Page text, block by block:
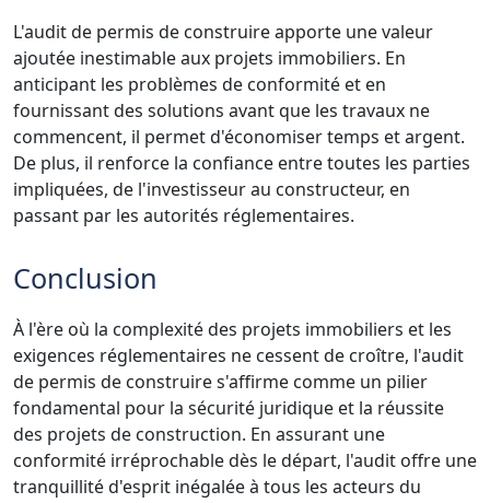
L'audit de permis de construire apporte une valeur
ajoutée inestimable aux projets immobiliers. En
anticipant les problèmes de conformité et en
fournissant des solutions avant que les travaux ne
commencent, il permet d'économiser temps et argent.
De plus, il renforce la confiance entre toutes les parties
impliquées, de l'investisseur au constructeur, en
passant par les autorités réglementaires.
Conclusion
À l'ère où la complexité des projets immobiliers et les
exigences réglementaires ne cessent de croître, l'audit
de permis de construire s'affirme comme un pilier
fondamental pour la sécurité juridique et la réussite
des projets de construction. En assurant une
conformité irréprochable dès le départ, l'audit offre une
tranquillité d'esprit inégalée à tous les acteurs du